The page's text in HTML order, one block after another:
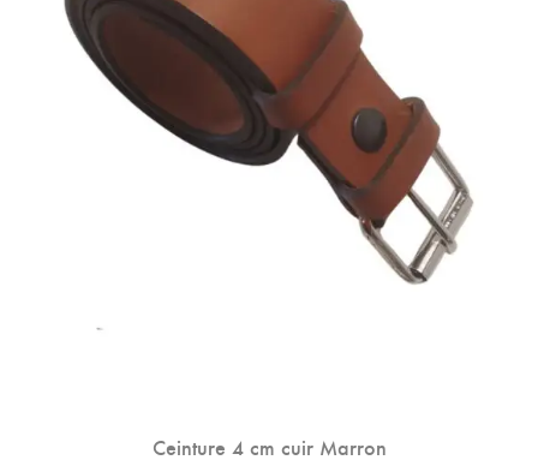
Choisies
Sur
Page
Du
Produit
Ceinture 4 cm cuir Marron